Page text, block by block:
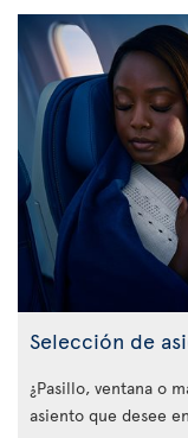
Selección de
¿Pasillo, ventana o
asiento que desee en